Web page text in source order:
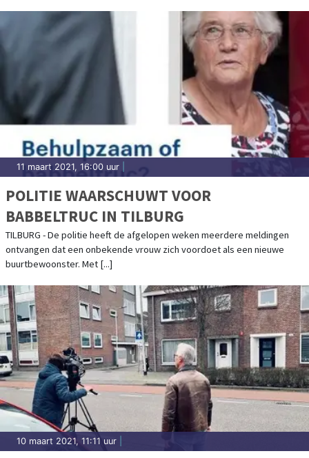
11 maart 2021, 16:00 uur
POLITIE WAARSCHUWT VOOR
BABBELTRUC IN TILBURG
TILBURG - De politie heeft de afgelopen weken meerdere meldingen
ontvangen dat een onbekende vrouw zich voordoet als een nieuwe
buurtbewoonster. Met [...]
10 maart 2021, 11:11 uur